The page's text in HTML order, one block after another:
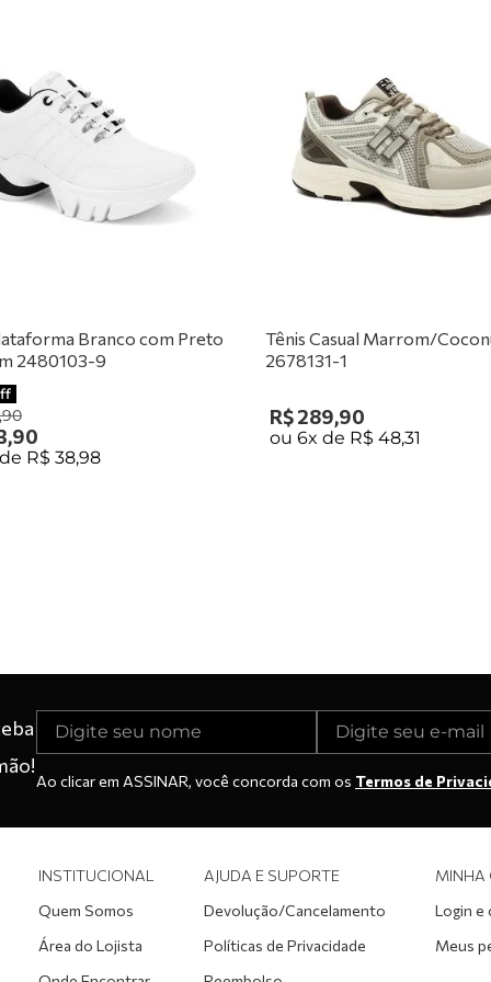
Branco com Preto
2480103-9
,90
,90
R$ 38,98
Tênis Casual Marrom/
2678131-1
R$289,90
ou6x de R$ 48,31
Ao clicar em ASSINAR, você concorda com os Termos de
INSTITUCIONAL
Quem Somos
Área do Lojista
AJUDA E SUPORTE
Devolução/Cancelamento
Políticas de Privacidade
MINHA
Login e
Meus